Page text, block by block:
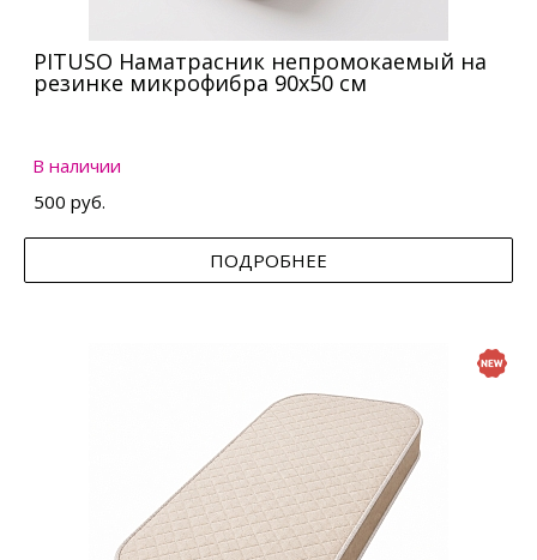
PITUSO Наматрасник непромокаемый на
резинке микрофибра 90х50 см
В наличии
500 руб.
ПОДРОБНЕЕ